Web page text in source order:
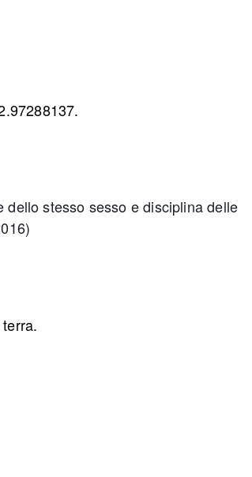
dello stesso sesso e disciplina delle